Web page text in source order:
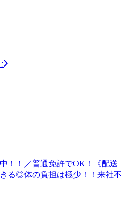
！！／普通免許でOK！《配送
る◎体の負担は極少！！来社不